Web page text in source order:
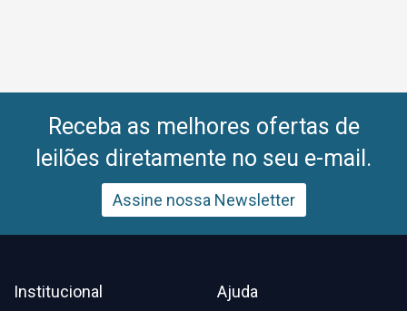
Receba as melhores ofertas de
leilões diretamente no seu e-mail.
Assine nossa Newsletter
Institucional Ajuda